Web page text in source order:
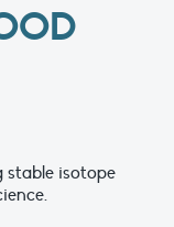
stable isotope